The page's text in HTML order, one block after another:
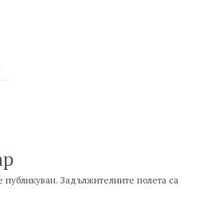
Задължителните полета са